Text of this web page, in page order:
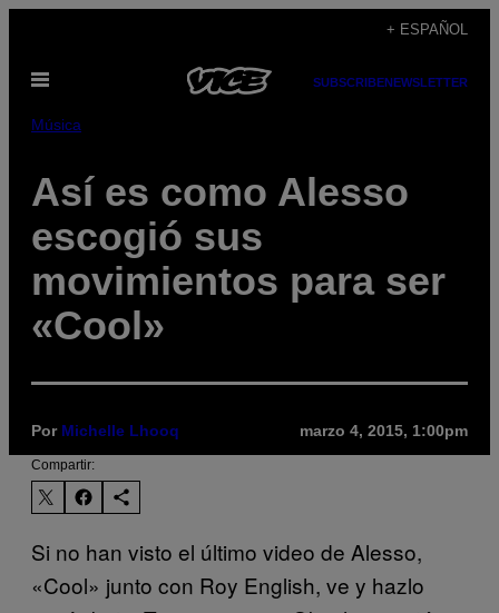
contenido
+ ESPAÑOL
Abrir
SUBSCRIBENEWSLETTER
Música
Así es como Alesso
escogió sus
movimientos para ser
«Cool»
Por Michelle Lhooq marzo 4, 2015, 1:00pm
Compartir:
Si no han visto el último video de Alesso,
«Cool» junto con Roy English, ve y hazlo